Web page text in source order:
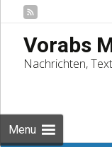
Vorabs
Nachrichten,
Menu